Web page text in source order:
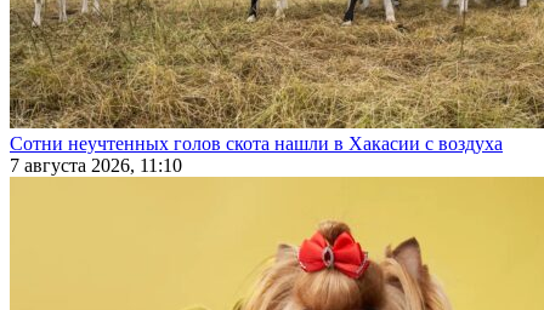
Сотни неучтенных голов скота нашли в Хакасии с воздуха
7 августа 2026, 11:10